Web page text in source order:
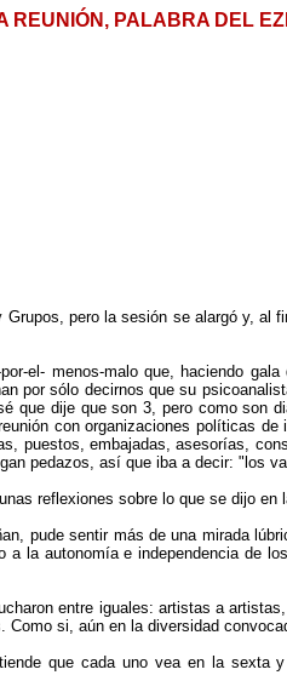
REUNIÓN, PALABRA DEL
pero la sesión se alargó y,
el- menos-malo que, haciendo
por sólo decirnos que su
que dije que son 3, pero como
con organizaciones políticas
puestos, embajadas, asesorías,
pedazos, así que iba a decir: "los
reflexiones sobre lo que se dijo
pude sentir más de una mirada
la autonomía e independencia de
entre iguales: artistas a
si, aún en la diversidad
que cada uno vea en la